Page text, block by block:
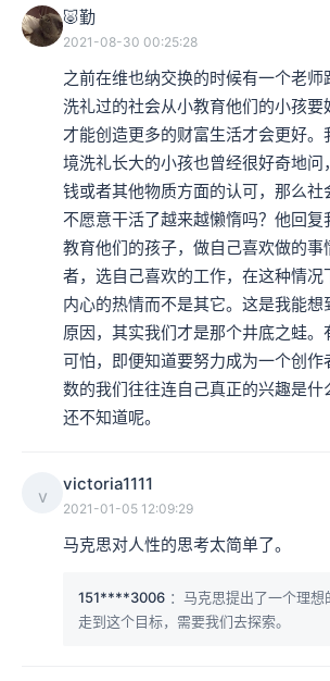
🐷勤
2021-08-30 00:25:28
之前在维也纳交换的时候有一个老师
洗礼过的社会从小教育他们的小孩要
才能创造更多的财富生活才会更好。
境洗礼长大的小孩也曾经很好奇地问
钱或者其他物质方面的认可，那么社
不愿意干活了越来越懒惰吗？他回复
教育他们的孩子，做自己喜欢做的事
者，选自己喜欢的工作，在这种情况
内心的热情而不是其它。这是我能想
原因，其实我们才是那个井底之蛙。
可怕，即便知道要努力成为一个创作
数的我们往往连自己真正的兴趣是什
还不知道呢。
v
victoria1111
2021-01-05 12:09:29
马克思对人性的思考太简单了。
151****3006 ：马克思提出了一个理想
走到这个目标，需要我们去探索。